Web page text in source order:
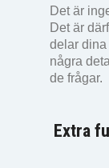
Det är
Det är
delar dina
några
de frågar.
Extra